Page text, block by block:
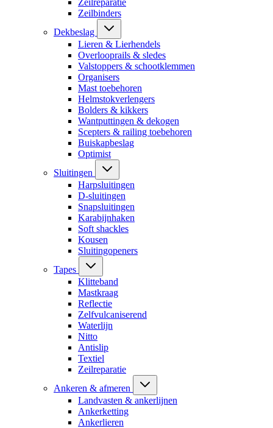
Zeilreparatie
Zeilbinders
Dekbeslag
Lieren & Lierhendels
Overlooprails & sledes
Valstoppers & schootklemmen
Organisers
Mast toebehoren
Helmstokverlengers
Bolders & kikkers
Wantputtingen & dekogen
Scepters & railing toebehoren
Buiskapbeslag
Optimist
Sluitingen
Harpsluitingen
D-sluitingen
Snapsluitingen
Karabijnhaken
Soft shackles
Kousen
Sluitingopeners
Tapes
Klitteband
Mastkraag
Reflectie
Zelfvulcaniserend
Waterlijn
Nitto
Antislip
Textiel
Zeilreparatie
Ankeren & afmeren
Landvasten & ankerlijnen
Ankerketting
Ankerlieren